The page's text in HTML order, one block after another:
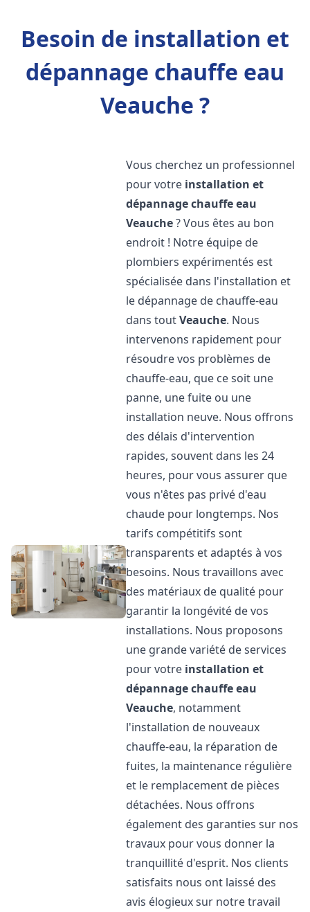
Besoin de installation et
dépannage chauffe eau
Veauche ?
Vous cherchez un professionnel
pour votre installation et
dépannage chauffe eau
Veauche? Vous êtes au bon
endroit ! Notre équipe de
plombiers expérimentés est
spécialisée dans l'installation et
le dépannage de chauffe-eau
dans toutVeauche. Nous
intervenons rapidement pour
résoudre vos problèmes de
chauffe-eau, que ce soit une
panne, une fuite ou une
installation neuve. Nous offrons
des délais d'intervention
rapides, souvent dans les 24
heures, pour vous assurer que
vous n'êtes pas privé d'eau
chaude pour longtemps. Nos
tarifs compétitifs sont
transparents et adaptés à vos
besoins. Nous travaillons avec
des matériaux de qualité pour
garantir la longévité de vos
installations. Nous proposons
une grande variété de services
pour votre installation et
dépannage chauffe eau
Veauche, notamment
l'installation de nouveaux
chauffe-eau, la réparation de
fuites, la maintenance régulière
et le remplacement de pièces
détachées. Nous offrons
également des garanties sur nos
travaux pour vous donner la
tranquillité d'esprit. Nos clients
satisfaits nous ont laissé des
avis élogieux sur notre travail